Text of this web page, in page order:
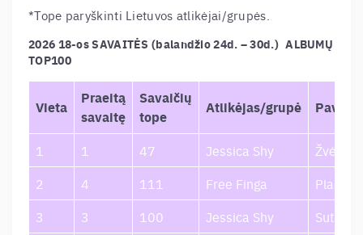
*Tope paryškinti Lietuvos atlikėjai/grupės.
2026 18-os SAVAITĖS (balandžio 24d. – 30d.)–ALBUMŲ
TOP100
Vieta
Praeitą
savaitę
Savaičių
tope
Atlikėjas/grupė
1 1 47 Jessica Shy
Žvėris
2
4 111 Free Finga
Plastika
3
3 100 Jessica Shy